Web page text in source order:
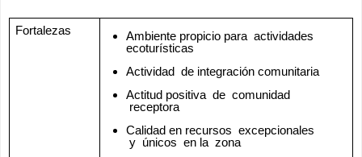
Fortalezas
Ambiente propicio para  actividades
ecoturísticas
Actividad  de integración comunitaria
Actitud positiva  de  comunidad
receptora
Calidad en recursos  excepcionales
y  únicos  en la  zona